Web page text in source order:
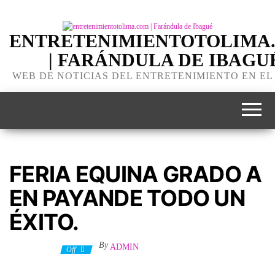
| FARÁNDULA DE
WEB DE NOTICIAS DEL ENTRETENIMIENTO EN
FERIA EQUINA GRADO A
EN PAYANDE TODO UN
ÉXITO.
Off By ADMIN